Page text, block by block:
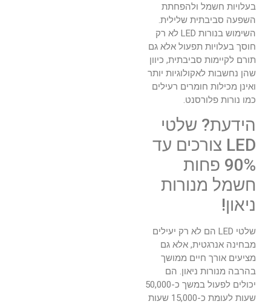
בעלויות חשמל ולהפחתת
השפעה סביבתית שלילית.
השימוש בנורות LED לא רק
חוסך בעלויות תפעול אלא גם
תורם לקיימות סביבתית, כיוון
שהן נחשבות לאקולוגיות יותר
ואינן מכילות חומרים רעילים
כמו נורות פלורסנט.
הידעת? שלטי
LED צורכים עד
90% פחות
חשמל מנורות
ניאון!
שלטי LED הם לא רק יעילים
מבחינה אנרגטית, אלא גם
מציעים אורך חיים ממושך
בהרבה מנורות ניאון. הם
יכולים לפעול במשך כ-50,000
שעות לעומת כ-15,000 שעות